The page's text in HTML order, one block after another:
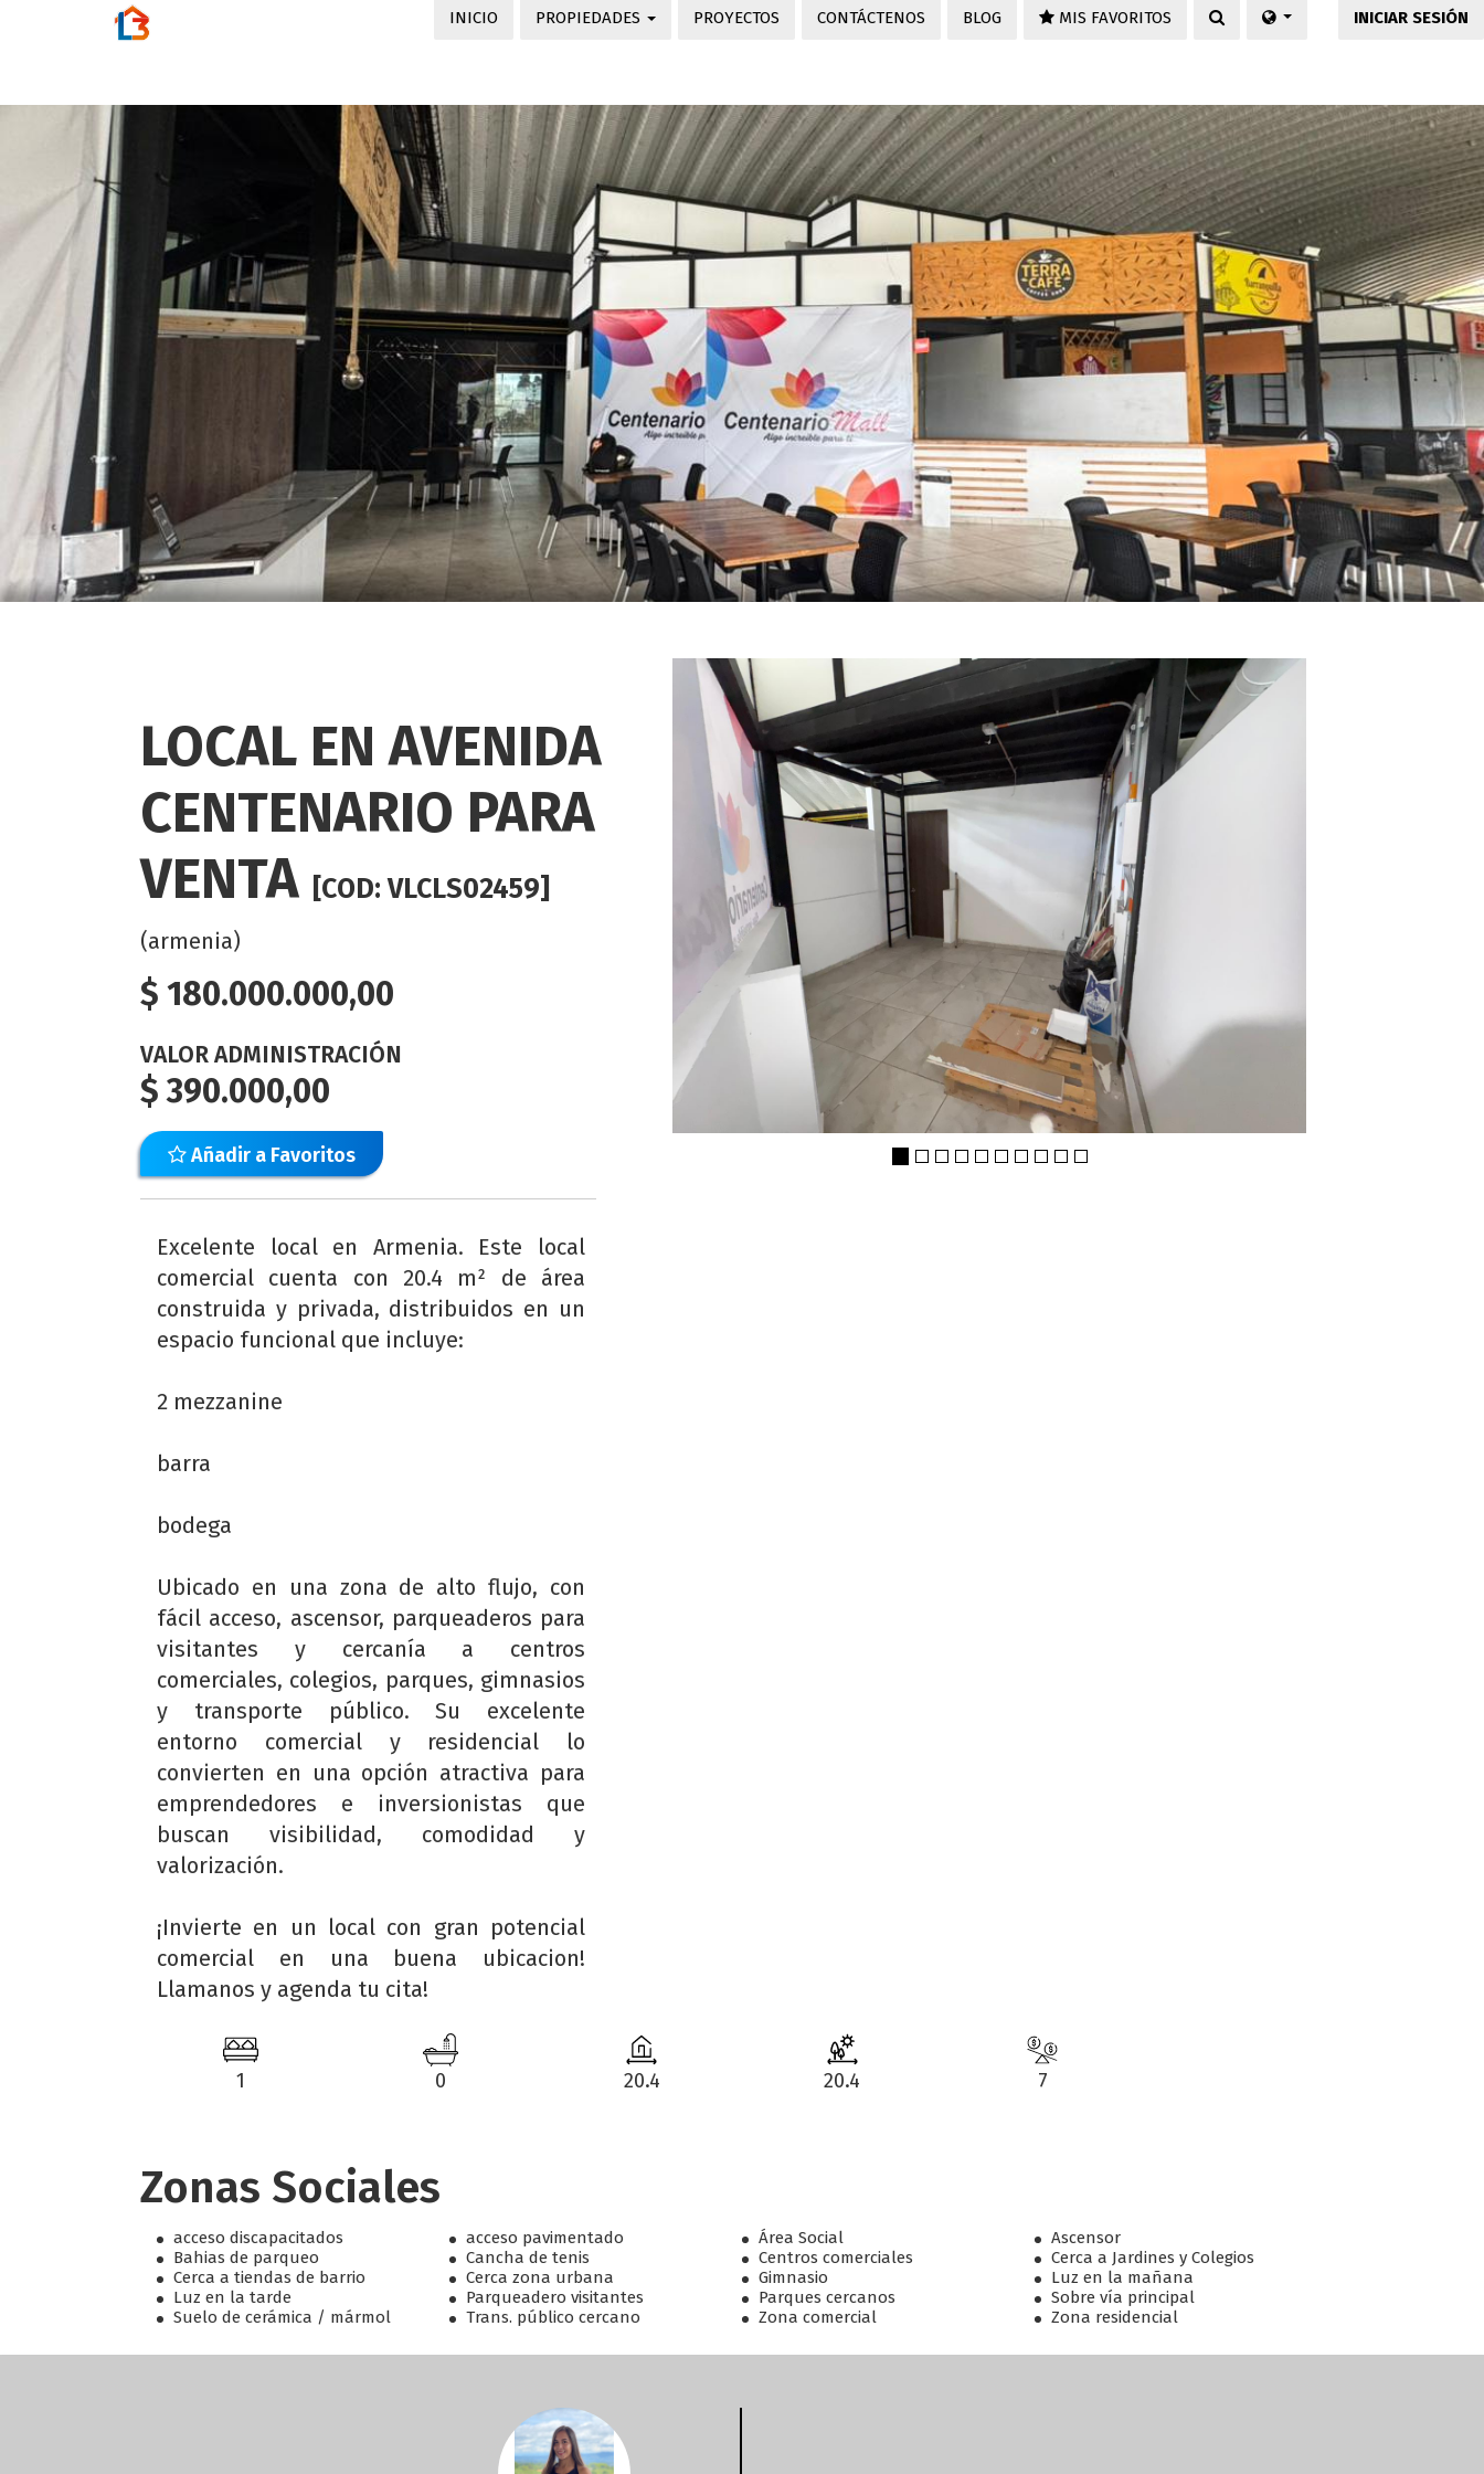
INICIO PROPIEDADES PROYECTOS CONTÁCTENOS BLOG MIS FAVORITOS INICIAR SESIÓN
LOCAL EN AVENIDA
CENTENARIO PARA
VENTA [COD: VLCLS02459]
(armenia)
$ 180.000.000,00
VALOR ADMINISTRACIÓN
$390.000,00
Añadir a Favoritos
Excelente local en Armenia. Este local
comercial cuenta con 20.4 m² de área
construida y privada, distribuidos en un
espacio funcional que incluye:
2 mezzanine
barra
bodega
Ubicado en una zona de alto flujo, con
fácil acceso, ascensor, parqueaderos para
visitantes y cercanía a centros
comerciales, colegios, parques, gimnasios
y transporte público. Su excelente
entorno comercial y residencial lo
convierten en una opción atractiva para
emprendedores e inversionistas que
buscan visibilidad, comodidad y
valorización.
¡Invierte en un local con gran potencial
comercial en una buena ubicacion!
Llamanos y agenda tu cita!
1 0 20.4 20.4 7
Zonas Sociales
acceso discapacitados acceso pavimentado Área Social
Ascensor
Bahias de parqueo
Cancha de tenis Centros comerciales
Cerca a Jardines y Colegios
Cerca a tiendas de barrio
Cerca zona urbana Gimnasio
Luz en la mañana
Luz en la tarde
Parqueadero visitantes Parques cercanos
Sobre vía principal
Suelo de cerámica / mármol
Trans. público cercano Zona comercial Zona residencial